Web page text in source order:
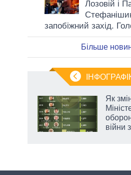
Лозовій і
запобіжний захід.
Більше
Як
війни